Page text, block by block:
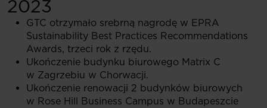
2023
GTC otrzymało srebrną nagrodę w EPRA
Sustainability Best Practices Recommendations
Awards, trzeci rok z rzędu.
Ukończenie budynku biurowego Matrix C
w Zagrzebiu w Chorwacji.
Ukończenie renowacji 2 budynków biurowych
w Rose Hill Business Campus w Budapeszcie